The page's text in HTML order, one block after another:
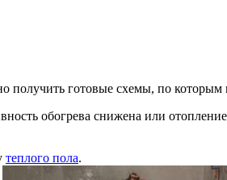
получить готовые схемы, по которым
обогрева снижена или
теплого пола.